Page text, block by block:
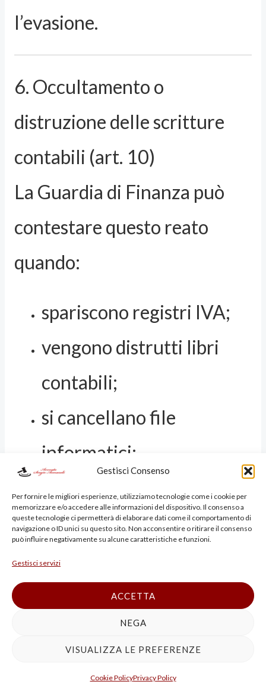
Gestisci Consenso
Per fornire le migliori esperienze, utilizziamo tecnologie come i cookie per
memorizzare e/o accedere alle informazioni del dispositivo. Il consenso a
queste tecnologie ci permetterà di elaborare dati come il comportamento di
navigazione o ID unici su questo sito. Non acconsentire o ritirare il consenso
può influire negativamente su alcune caratteristiche e funzioni.
Gestisci servizi
ACCETTA
NEGA
VISUALIZZA LE PREFERENZE
Cookie PolicyPrivacy Policy
l’evasione.
6. Occultamento o
distruzione delle scritture
contabili (art. 10)
La Guardia di Finanza può
contestare questo reato
quando:
spariscono registri IVA;
vengono distrutti libri
contabili;
si cancellano file
informatici;
vengono eliminati hard
disk;
spariscono fatture.
È sufficiente anche
l’occultamento temporaneo
qualora renda impossibile la